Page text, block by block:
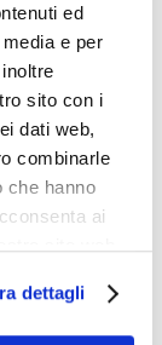
ed
e per
sito con i
dati web,
combinarle
che hanno
ai
dettagli